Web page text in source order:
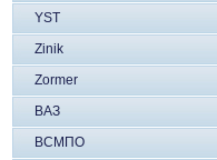
YST
Zinik
Zormer
ВАЗ
ВСМПО